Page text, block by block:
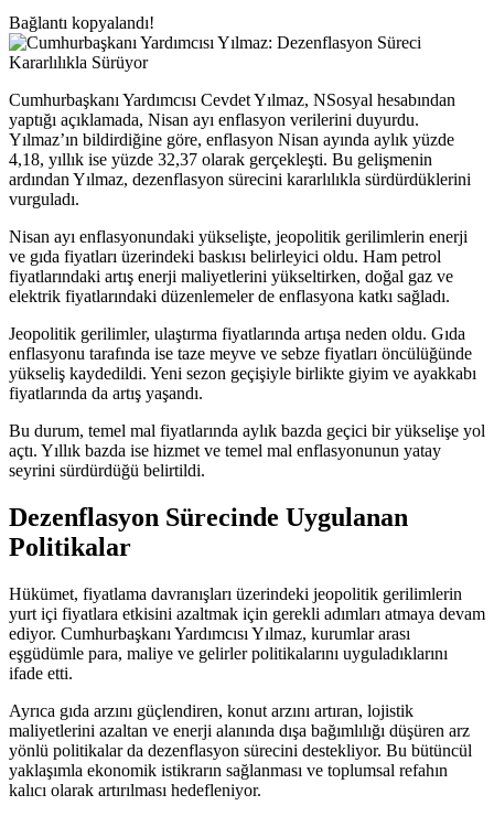
Bağlantı kopyalandı!
Cumhurbaşkanı Yardımcısı Cevdet Yılmaz, NSosyal hesabından
yaptığı açıklamada, Nisan ayı enflasyon verilerini duyurdu.
Yılmaz’ın bildirdiğine göre, enflasyon Nisan ayında aylık yüzde
4,18, yıllık ise yüzde 32,37 olarak gerçekleşti. Bu gelişmenin
ardından Yılmaz, dezenflasyon sürecini kararlılıkla sürdürdüklerini
vurguladı.
Nisan ayı enflasyonundaki yükselişte, jeopolitik gerilimlerin enerji
ve gıda fiyatları üzerindeki baskısı belirleyici oldu. Ham petrol
fiyatlarındaki artış enerji maliyetlerini yükseltirken, doğal gaz ve
elektrik fiyatlarındaki düzenlemeler de enflasyona katkı sağladı.
Jeopolitik gerilimler, ulaştırma fiyatlarında artışa neden oldu. Gıda
enflasyonu tarafında ise taze meyve ve sebze fiyatları öncülüğünde
yükseliş kaydedildi. Yeni sezon geçişiyle birlikte giyim ve ayakkabı
fiyatlarında da artış yaşandı.
Bu durum, temel mal fiyatlarında aylık bazda geçici bir yükselişe yol
açtı. Yıllık bazda ise hizmet ve temel mal enflasyonunun yatay
seyrini sürdürdüğü belirtildi.
Dezenflasyon Sürecinde Uygulanan
Politikalar
Hükümet, fiyatlama davranışları üzerindeki jeopolitik gerilimlerin
yurt içi fiyatlara etkisini azaltmak için gerekli adımları atmaya devam
ediyor. Cumhurbaşkanı Yardımcısı Yılmaz, kurumlar arası
eşgüdümle para, maliye ve gelirler politikalarını uyguladıklarını
ifade etti.
Ayrıca gıda arzını güçlendiren, konut arzını artıran, lojistik
maliyetlerini azaltan ve enerji alanında dışa bağımlılığı düşüren arz
yönlü politikalar da dezenflasyon sürecini destekliyor. Bu bütüncül
yaklaşımla ekonomik istikrarın sağlanması ve toplumsal refahın
kalıcı olarak artırılması hedefleniyor.